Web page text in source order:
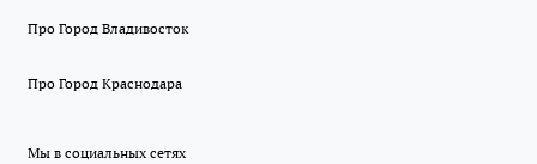
Про Город Владивосток
Про Город Краснодара
Мы в социальных сетях